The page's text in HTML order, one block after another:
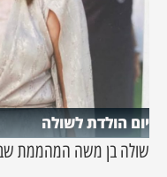
יום הולדת לשולה
שולה בן משה המהממת